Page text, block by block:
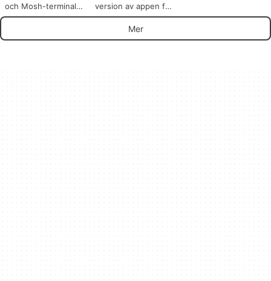
och Mosh-terminal
för AI
version av appen för
Android, av Replit.
Mer